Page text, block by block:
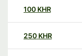
100 KHR
250 KHR